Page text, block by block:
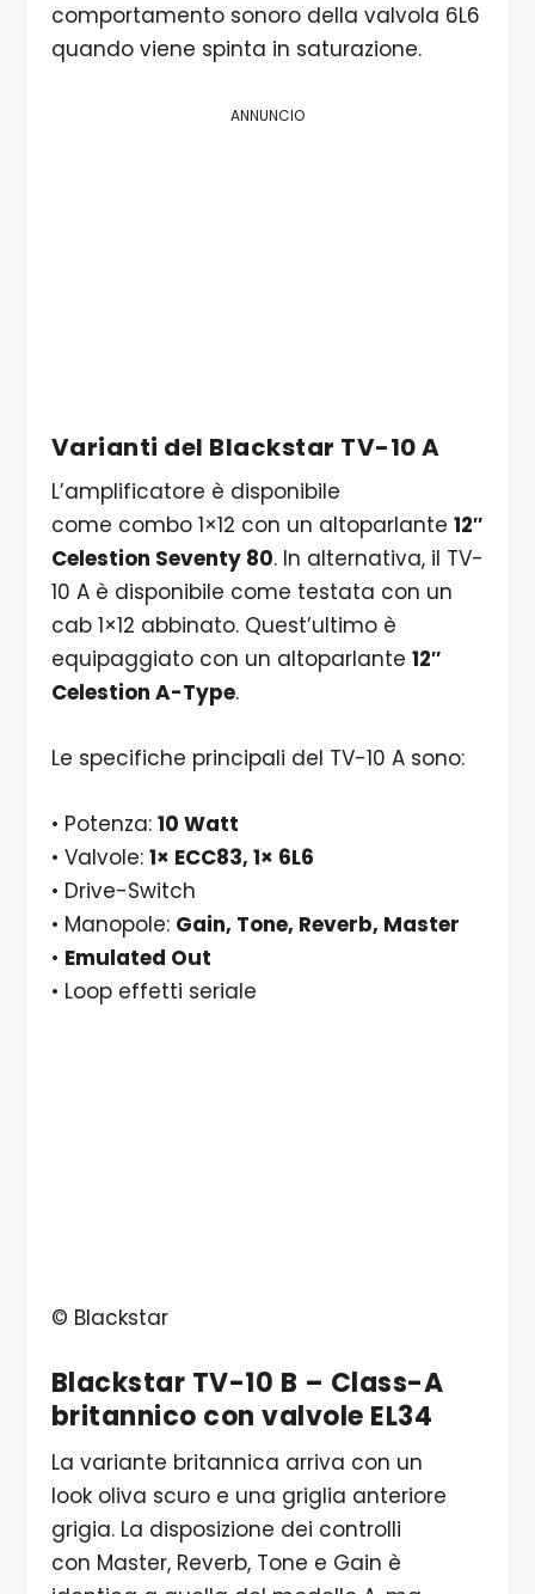
comportamento sonoro della valvola 6L6
quando viene spinta in saturazione.
ANNUNCIO
Varianti del Blackstar TV-10 A
L’amplificatore è disponibile
come combo 1×12 con un altoparlante 12″
Celestion Seventy 80. In alternativa, il TV-
10 A è disponibile come testata con un
cab 1×12 abbinato. Quest’ultimo è
equipaggiato con un altoparlante 12″
Celestion A-Type.
Le specifiche principali del TV-10 A sono:
• Potenza: 10 Watt
• Valvole: 1× ECC83, 1× 6L6
• Drive-Switch
• Manopole: Gain, Tone, Reverb, Master
• Emulated Out
• Loop effetti seriale
© Blackstar
Blackstar TV-10 B – Class-A
britannico con valvole EL34
La variante britannica arriva con un
look oliva scuro e una griglia anteriore
grigia. La disposizione dei controlli
con Master, Reverb, Tone e Gain è